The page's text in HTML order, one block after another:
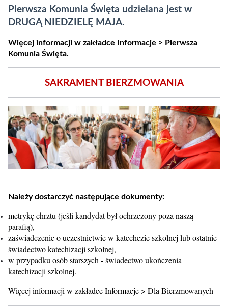
Pierwsza Komunia Święta udzielana jest w
DRUGĄ NIEDZIELĘ MAJA.
Więcej informacji w zakładce Informacje > Pierwsza
Komunia Święta.
SAKRAMENT BIERZMOWANIA
Należy dostarczyć następujące dokumenty:
metrykę chrztu (jeśli kandydat był ochrzczony poza naszą
parafią),
zaświadczenie o uczestnictwie w katechezie szkolnej lub ostatnie
świadectwo katechizacji szkolnej,
w przypadku osób starszych - świadectwo ukończenia
katechizacji szkolnej.
Więcej informacji w zakładce Informacje > Dla Bierzmowanych